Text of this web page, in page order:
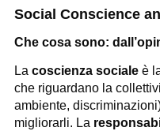
Social Conscience
Che cosa sono:
La coscienza socialeè
che riguardano la
ambiente,
migliorarli. La